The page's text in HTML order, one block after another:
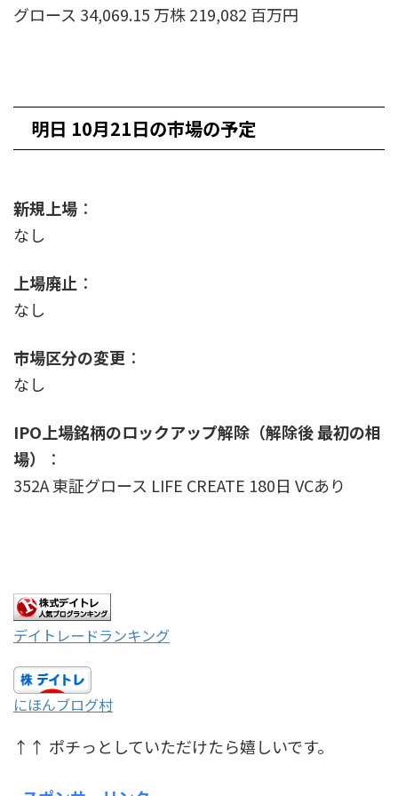
グロース 34,069.15 万株 219,082 百万円
明日 10月21日の市場の予定
新規上場 ：
なし
上場廃止 ：
なし
市場区分の変更 ：
なし
IPO上場銘柄のロックアップ解除（解除後 最初の相
場）
：
352A 東証グロース LIFE CREATE 180日 VCあり
デイトレードランキング
にほんブログ村
↑↑ ポチっとしていただけたら嬉しいです。